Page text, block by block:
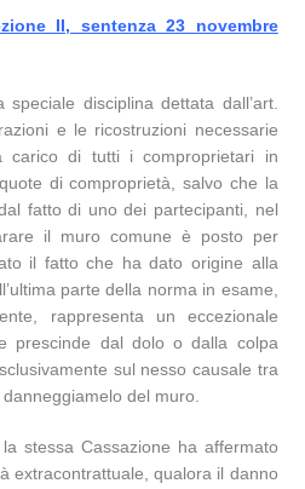
II, sentenza 23 novembre
disciplina dettata dall’art.
e le ricostruzioni necessarie
carico di tutti i comproprietari in
di comproprietà, salvo che la
fatto di uno dei partecipanti, nel
il muro comune è posto per
il fatto che ha dato origine alla
parte della norma in esame,
rappresenta un eccezionale
prescinde dal dolo o dalla colpa
sul nesso causale tra
del muro.
stessa Cassazione ha affermato
extracontrattuale, qualora il danno